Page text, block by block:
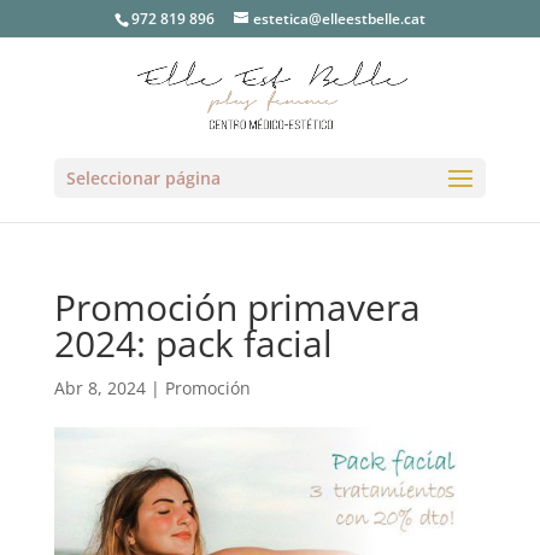
972 819 896 estetica@elleestbelle.cat
Seleccionar página
Promoción primavera
2024: pack facial
Abr 8, 2024| Promoción